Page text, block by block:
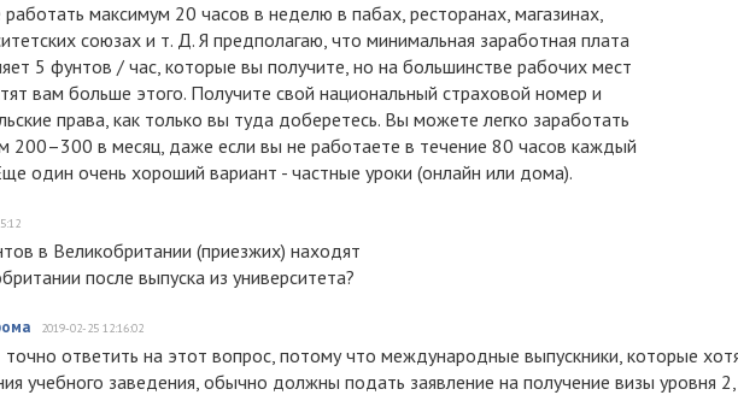
максимум 20 часов в неделю в пабах, ресторанах, магазинах,
союзах и т. Д. Я предполагаю, что минимальная заработная плата
5 фунтов / час, которые вы получите, но на большинстве рабочих мест
вам больше этого. Получите свой национальный страховой номер и
права, как только вы туда доберетесь. Вы можете легко заработать
200–300 в месяц, даже если вы не работаете в течение 80 часов каждый
один очень хороший вариант - частные уроки (онлайн или дома).
в Великобритании (приезжих) находят
после выпуска из университета?
2019-02-25 12:16:02
ответить на этот вопрос, потому что международные выпускники, которые
учебного заведения, обычно должны подать заявление на получение визы уровня